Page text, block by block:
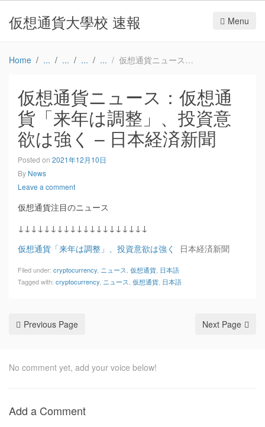
仮想通貨大學校 速報 Menu
Home 仮想通貨ニュース：仮想通貨「来年は調整」、投資意欲は強く – 日本経済新聞
仮想通貨ニュース：仮想通
貨「来年は調整」、投資意
欲は強く – 日本経済新聞
Posted on 2021年12月10日
By News
Leave a comment
仮想通貨注目のニュース
↓↓↓↓↓↓↓↓↓↓↓↓↓↓↓↓↓↓↓↓
仮想通貨「来年は調整」、投資意欲は強く
日本経済新聞
Filed under: cryptocurrency ニュース 仮想通貨 日本語
Tagged with: cryptocurrency ニュース 仮想通貨 日本語
Previous Page Next Page
No comment yet, add your voice below!
Add a Comment